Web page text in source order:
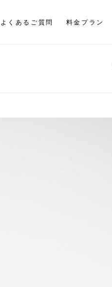
よくあるご質問 料金プラン